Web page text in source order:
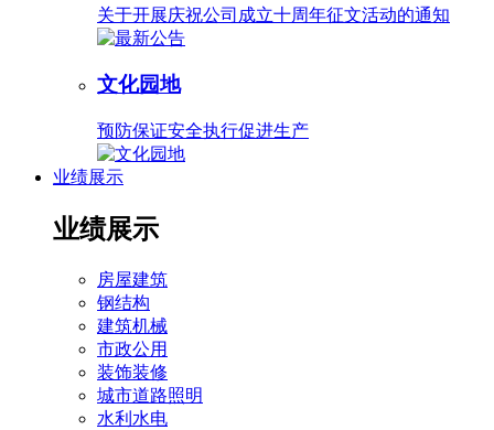
关于开展庆祝公司成立十周年征文活动的通知
文化园地
预防保证安全执行促进生产
业绩展示
业绩展示
房屋建筑
钢结构
建筑机械
市政公用
装饰装修
城市道路照明
水利水电